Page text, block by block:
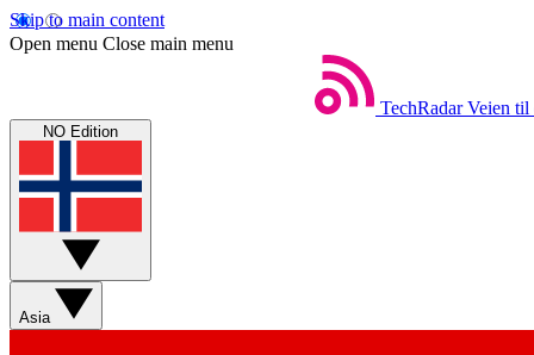
Skip to main content
Open menu Close main menu
TechRadar Veien til
NO Edition
Asia